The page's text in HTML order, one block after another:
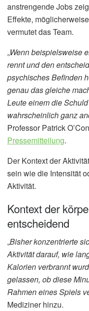
anstrengende Jobs
Effekte,
vermutet das Team.
„Wenn beispielsweise
rennt und den
psychisches Befinden
genau das gleiche
Leute einem die
wahrscheinlich ganz
Professor Patrick
Pressemitteilung.
Der Kontext der
sein wie die Intensität
Aktivität.
Kontext der
entscheidend
„Bisher konzentrierte
Aktivität darauf, wie
Kalorien verbrannt
gelassen, ob diese
Rahmen eines Spiels
Mediziner hinzu.